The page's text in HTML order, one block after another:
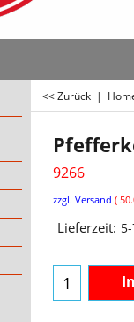
<< Zurück |
9266
€3.50
zzgl. Versand